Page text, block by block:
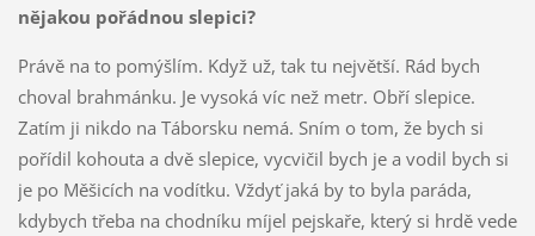
nějakou pořádnou slepici?
Právě na to pomýšlím. Když už, tak tu největší. Rád bych
choval brahmánku. Je vysoká víc než metr. Obří slepice.
Zatím ji nikdo na Táborsku nemá. Sním o tom, že bych si
pořídil kohouta a dvě slepice, vycvičil bych je a vodil bych si
je po Měšicích na vodítku. Vždyť jaká by to byla paráda,
kdybych třeba na chodníku míjel pejskaře, který si hrdě vede